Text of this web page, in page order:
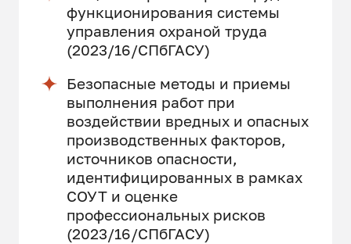
функционирования системы
управления охраной труда
(2023/16/СПбГАСУ)
Безопасные методы и приемы
выполнения работ при
воздействии вредных и опасных
производственных факторов,
источников опасности,
идентифицированных в рамках
СОУТ и оценке
профессиональных рисков
(2023/16/СПбГАСУ)